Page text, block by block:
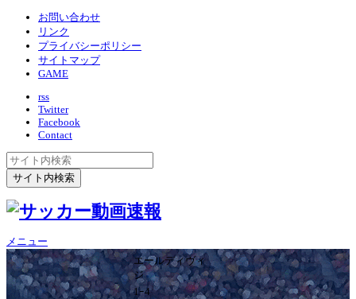
お問い合わせ
リンク
プライバシーポリシー
サイトマップ
GAME
rss
Twitter
Facebook
Contact
メニュー
エールディヴィ
ジ
1ｰ4